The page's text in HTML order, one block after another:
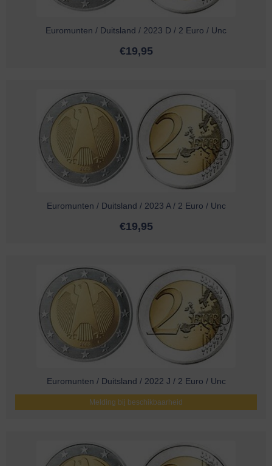
Euromunten / Duitsland / 2023 D / 2 Euro / Unc
€19,95
Euromunten / Duitsland / 2023 A / 2 Euro / Unc
€19,95
Euromunten / Duitsland / 2022 J / 2 Euro / Unc
Melding bij beschikbaarheid